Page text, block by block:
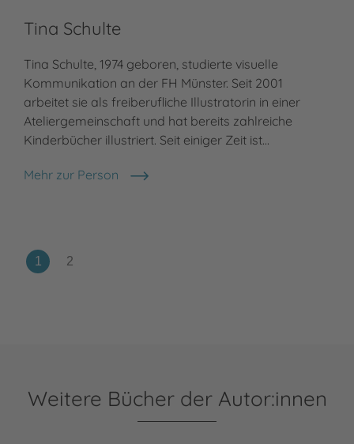
Tina Schulte
Tina Schulte, 1974 geboren, studierte visuelle
Kommunikation an der FH Münster. Seit 2001
arbeitet sie als freiberufliche Illustratorin in einer
Ateliergemeinschaft und hat bereits zahlreiche
Kinderbücher illustriert. Seit einiger Zeit ist…
Mehr zur Person
Tina Schulte
Weitere Bücher der Autor:innen